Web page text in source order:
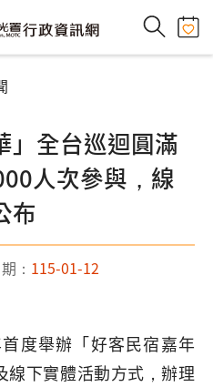
」全台巡迴圓滿
人次參與，線
布
： 115-01-12
度舉辦「好客民宿嘉年
線下實體活動方式，辦理